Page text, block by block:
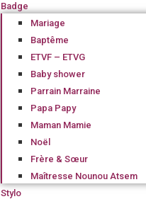
Badge
Mariage
Baptême
ETVF – ETVG
Baby shower
Parrain Marraine
Papa Papy
Maman Mamie
Noël
Frère & Sœur
Maîtresse Nounou Atsem
Stylo